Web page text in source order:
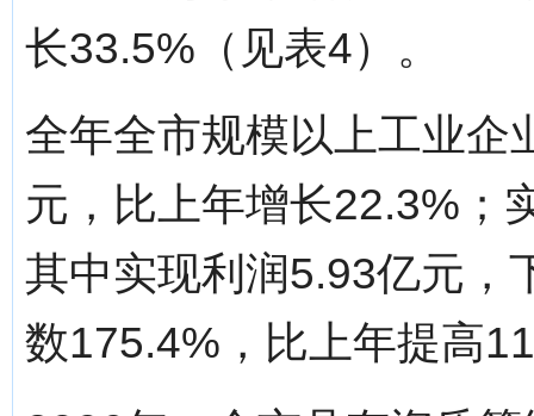
长33.5%（见表4）。
全年全市规模以上工业企
元，比上年增长22.3%；
其中实现利润5.93亿元，
数175.4%，比上年提高